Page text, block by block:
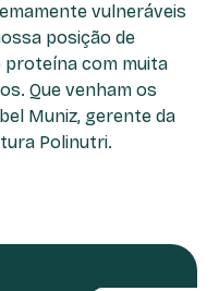
vulneráveis
posição de
proteína com muita
Que venham os
Muniz, gerente da
Polinutri.